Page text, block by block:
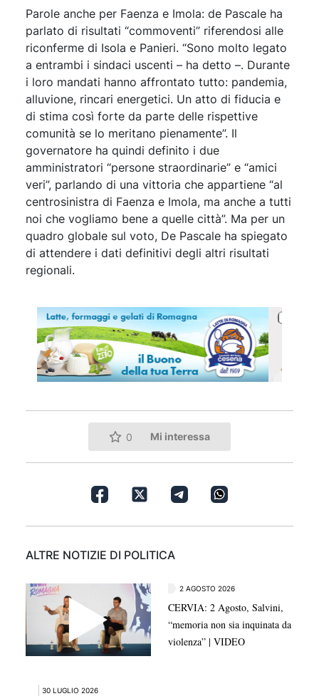
Parole anche per Faenza e Imola: de Pascale ha
parlato di risultati “commoventi” riferendosi alle
riconferme di Isola e Panieri. “Sono molto legato
a entrambi i sindaci uscenti – ha detto –. Durante
i loro mandati hanno affrontato tutto: pandemia,
alluvione, rincari energetici. Un atto di fiducia e
di stima così forte da parte delle rispettive
comunità se lo meritano pienamente”. Il
governatore ha quindi definito i due
amministratori “persone straordinarie” e “amici
veri”, parlando di una vittoria che appartiene “al
centrosinistra di Faenza e Imola, ma anche a tutti
noi che vogliamo bene a quelle città”. Ma per un
quadro globale sul voto, De Pascale ha spiegato
di attendere i dati definitivi degli altri risultati
regionali.
0 Mi interessa
ALTRE NOTIZIE DI POLITICA
2 AGOSTO 2026
CERVIA: 2 Agosto, Salvini,
“memoria non sia inquinata da
violenza” | VIDEO
30 LUGLIO 2026